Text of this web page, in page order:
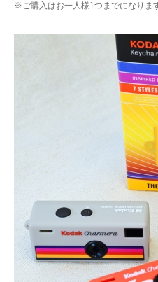
※ご購入はお一人様1つまでになりま